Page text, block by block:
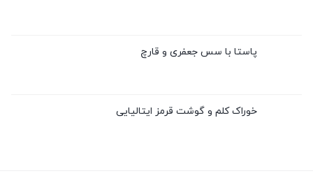
پاستا با سس جعفری و قارچ
خوراک کلم و گوشت قرمز ایتالیایی